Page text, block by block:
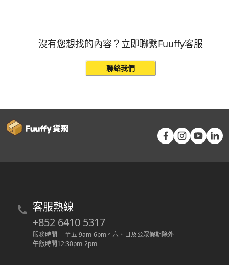
沒有您想找的內容？立即聯繫Fuuffy客服
聯絡我們
客服熱線
+852 6410 5317
服務時間 一至五 9am-6pm 。 六、日及公眾假期除外
午飯時間12:30pm-2pm